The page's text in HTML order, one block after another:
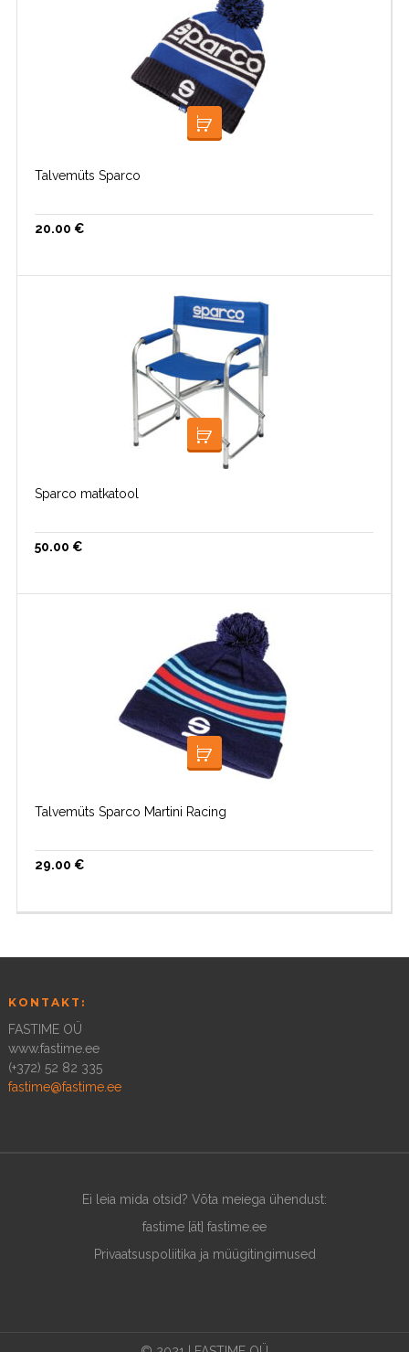
LOE EDASI
Talvemüts Sparco
20.00 €
LISA KORVI
Sparco matkatool
50.00 €
LOE EDASI
Talvemüts Sparco Martini Racing
29.00 €
KONTAKT:
FASTIME OÜ
www.fastime.ee
(+372) 52 82 335
fastime@fastime.ee
Ei leia mida otsid? Võta meiega ühendust:
fastime [ät] fastime.ee
Privaatsuspoliitika ja müügitingimused